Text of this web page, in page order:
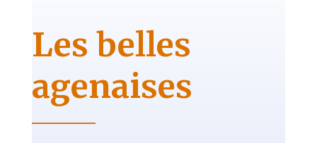
Les belles
agenaises